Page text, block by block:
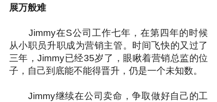
展万般难
Jimmy在S公司工作七年，在第四年的时候
从小职员升职成为营销主管。时间飞快的又过了
三年，Jimmy已经35岁了，眼瞅着营销总监的位
子，自己到底能不能得晋升，仍是一个未知数。
Jimmy继续在公司卖命，争取做好自己的工